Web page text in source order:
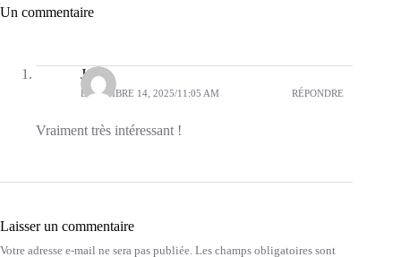
Un commentaire
Josée
DÉCEMBRE 14, 2025/11:05 AM RÉPONDRE
Vraiment très intéressant !
Laisser un commentaire
Votre adresse e-mail ne sera pas publiée. Les champs obligatoires sont